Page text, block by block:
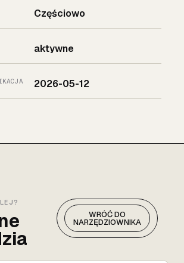
Częściowo
aktywne
2026-05-12
WRÓĆ DO
NARZĘDZIOWNIKA